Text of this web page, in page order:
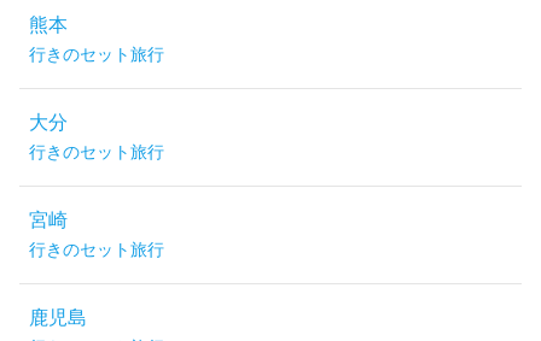
熊本
行きのセット旅行
大分
行きのセット旅行
宮崎
行きのセット旅行
鹿児島